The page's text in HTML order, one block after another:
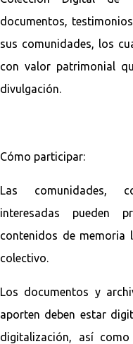
documentos,
sus comunidades, los
con valor patrimonial
divulgación.
Cómo participar:
Las comunidades,
interesadas pueden
contenidos de memoria
colectivo.
Los documentos y
aporten deben estar
digitalización, así